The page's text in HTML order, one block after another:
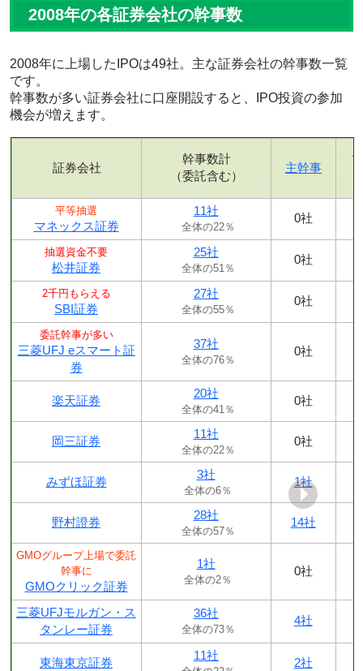
2008年の各証券会社の幹事数
2008年に上場したIPOは49社。主な証券会社の幹事数一覧
です。
幹事数が多い証券会社に口座開設すると、IPO投資の参加
機会が増えます。
証券会社
幹事数計
（委託含む）
主幹事
平等抽選
マネックス証券
11社
全体の22％
0社
抽選資金不要
松井証券
25社
全体の51％
0社
2千円もらえる
SBI証券
27社
全体の55％
0社
委託幹事が多い
三菱UFJ eスマート証
券
37社
全体の76％
0社
楽天証券
20社
全体の41％
0社
岡三証券
11社
全体の22％
0社
みずほ証券
3社
全体の6％
1社
野村證券
28社
全体の57％
14社
GMOグループ上場で委託
幹事に
GMOクリック証券
1社
全体の2％
0社
三菱UFJモルガン・ス
タンレー証券
36社
全体の73％
4社
東海東京証券
11社
2社